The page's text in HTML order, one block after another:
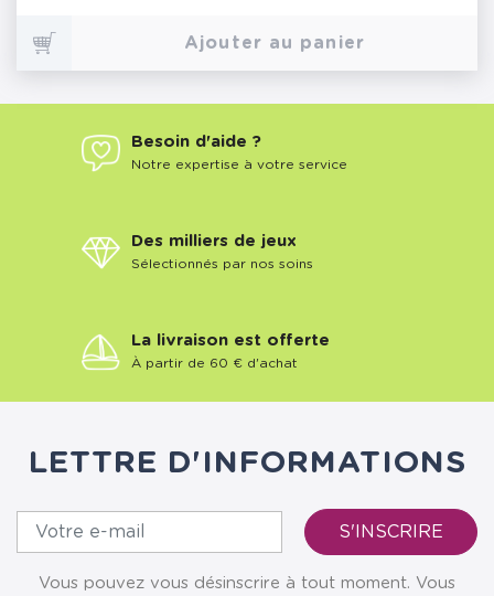
Ajouter au panier
Besoin d'aide ?
Notre expertise à votre service
Des milliers de jeux
Sélectionnés par nos soins
La livraison est offerte
À partir de 60 € d'achat
LETTRE D'INFORMATIONS
Vous pouvez vous désinscrire à tout moment. Vous